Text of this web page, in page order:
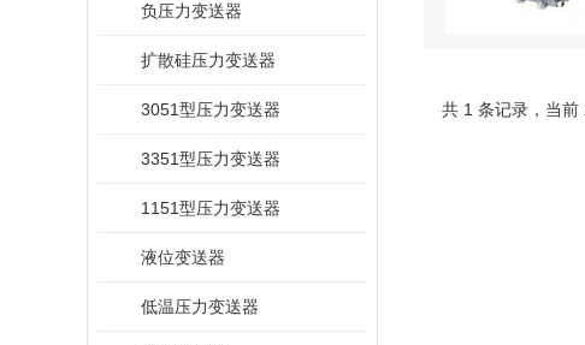
负压力变送器
扩散硅压力变送器
3051型压力变送器
3351型压力变送器
1151型压力变送器
液位变送器
低温压力变送器
共 1 条记录，当